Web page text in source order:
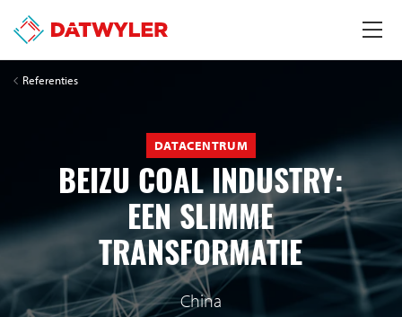
Referenties
DATACENTRUM
BEIZU COAL INDUSTRY:
EEN SLIMME
TRANSFORMATIE
China